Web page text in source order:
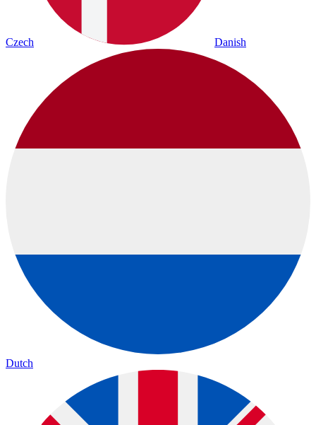
Czech Danish
Dutch